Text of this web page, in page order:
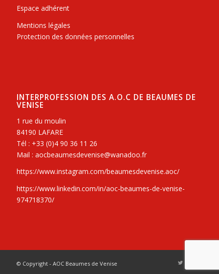
Espace adhérent
Mentions légales
Protection des données personnelles
INTERPROFESSION DES A.O.C DE BEAUMES DE
VENISE
1 rue du moulin
84190 LAFARE
Tél : +33 (0)4 90 36 11 26
Mail : aocbeaumesdevenise@wanadoo.fr
https://www.instagram.com/beaumesdevenise.aoc/
https://www.linkedin.com/in/aoc-beaumes-de-venise-
974718370/
© Copyright - AOC Beaumes de Venise